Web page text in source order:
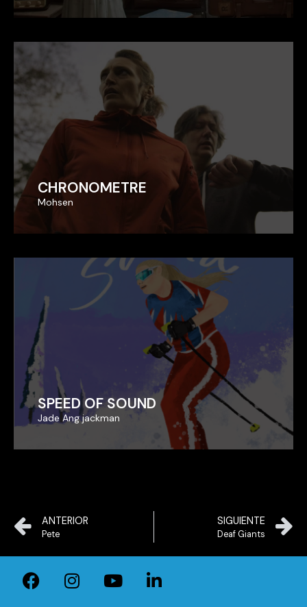
CHRONOMETRE
Mohsen
CHRONOMETRE
Mohsen
SPEED OF SOUND
Jade Ang jackman
SPEED OF SOUND
Jade Ang jackman
ANTERIOR
Pete
SIGUIENTE
Deaf Giants